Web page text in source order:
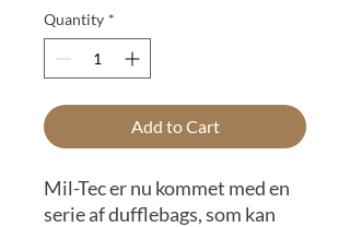
Quantity *
Add to Cart
Mil-Tec er nu kommet med en
serie af dufflebags, som kan